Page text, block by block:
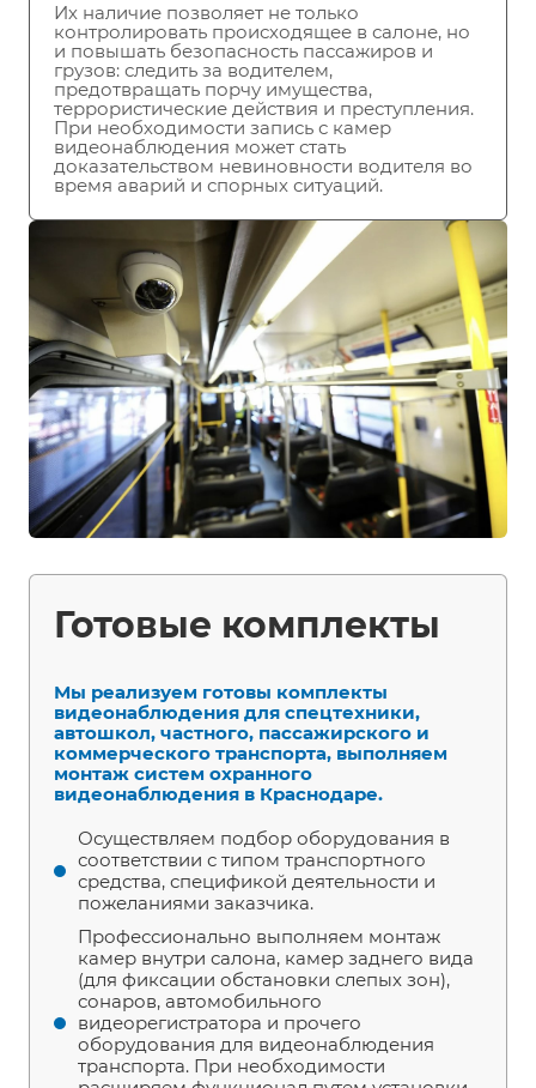
Их наличие позволяет не только
контролировать происходящее в салоне, но
и повышать безопасность пассажиров и
грузов: следить за водителем,
предотвращать порчу имущества,
террористические действия и преступления.
При необходимости запись с камер
видеонаблюдения может стать
доказательством невиновности водителя во
время аварий и спорных ситуаций.
Готовые комплекты
Мы реализуем готовы комплекты
видеонаблюдения для спецтехники,
автошкол, частного, пассажирского и
коммерческого транспорта, выполняем
монтаж систем охранного
видеонаблюдения в Краснодаре.
Осуществляем подбор оборудования в
соответствии с типом транспортного
средства, спецификой деятельности и
пожеланиями заказчика.
Профессионально выполняем монтаж
камер внутри салона, камер заднего вида
(для фиксации обстановки слепых зон),
сонаров, автомобильного
видеорегистратора и прочего
оборудования для видеонаблюдения
транспорта. При необходимости